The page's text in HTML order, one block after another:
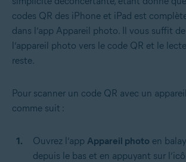
codes QR des iPhone et iPad est
dans l’app Appareil photo. Il vous suffit
l’appareil photo vers le code QR et le
reste.
Pour scanner un code QR avec un
comme suit :
Ouvrez l’app Appareil photo en
depuis le bas et en appuyant sur